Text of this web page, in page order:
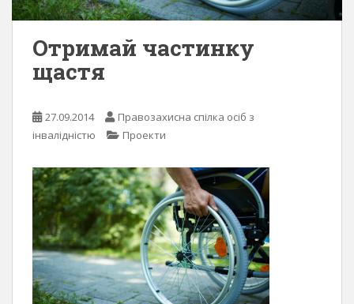
Отримай частинку
щастя
27.09.2014
Правозахисна спілка осіб з
інвалідністю
Проекти